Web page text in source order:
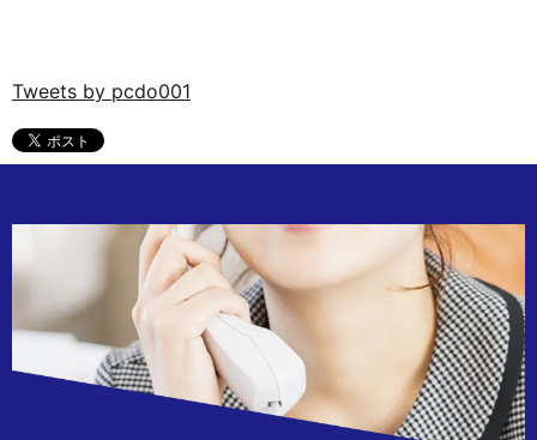
Tweets by pcdo001